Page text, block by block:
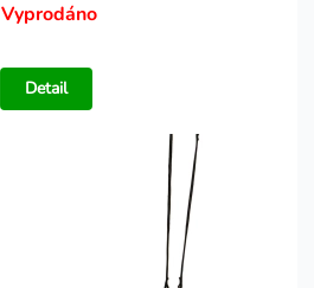
Vyprodáno
Detail